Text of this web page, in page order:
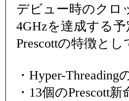
デビュー時のクロ
4GHzを達成する予
Prescottの特徴とし
・Hyper-Threading
・13個のPrescott